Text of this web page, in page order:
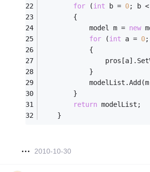
for (int b = 0; b <
        {
            model m =
new
for (int a = 0
            {
            }
        }
return modelList;
    }
2010-10-30